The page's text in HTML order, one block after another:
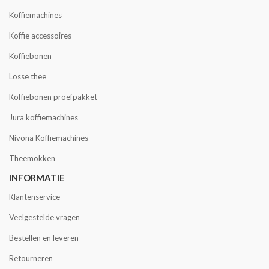
Koffiemachines
Koffie accessoires
Koffiebonen
Losse thee
Koffiebonen proefpakket
Jura koffiemachines
Nivona Koffiemachines
Theemokken
INFORMATIE
Klantenservice
Veelgestelde vragen
Bestellen en leveren
Retourneren